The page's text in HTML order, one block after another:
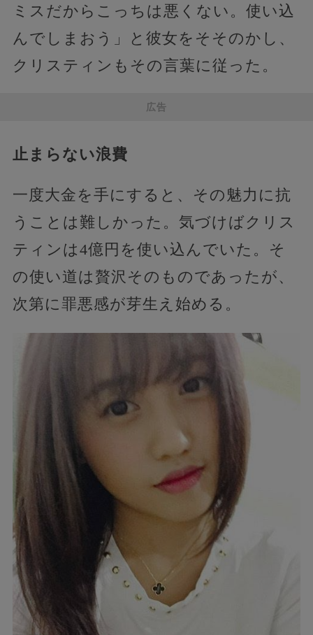
ミスだからこっちは悪くない。使い込
んでしまおう」と彼女をそそのかし、
クリスティンもその言葉に従った。
広告
止まらない浪費
一度大金を手にすると、その魅力に抗
うことは難しかった。気づけばクリス
ティンは4億円を使い込んでいた。そ
の使い道は贅沢そのものであったが、
次第に罪悪感が芽生え始める。